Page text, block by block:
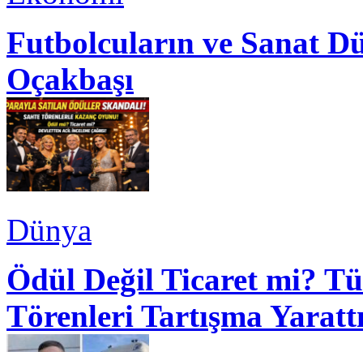
Futbolcuların ve Sanat
Oçakbaşı
Dünya
Ödül Değil Ticaret mi?
Törenleri Tartışma